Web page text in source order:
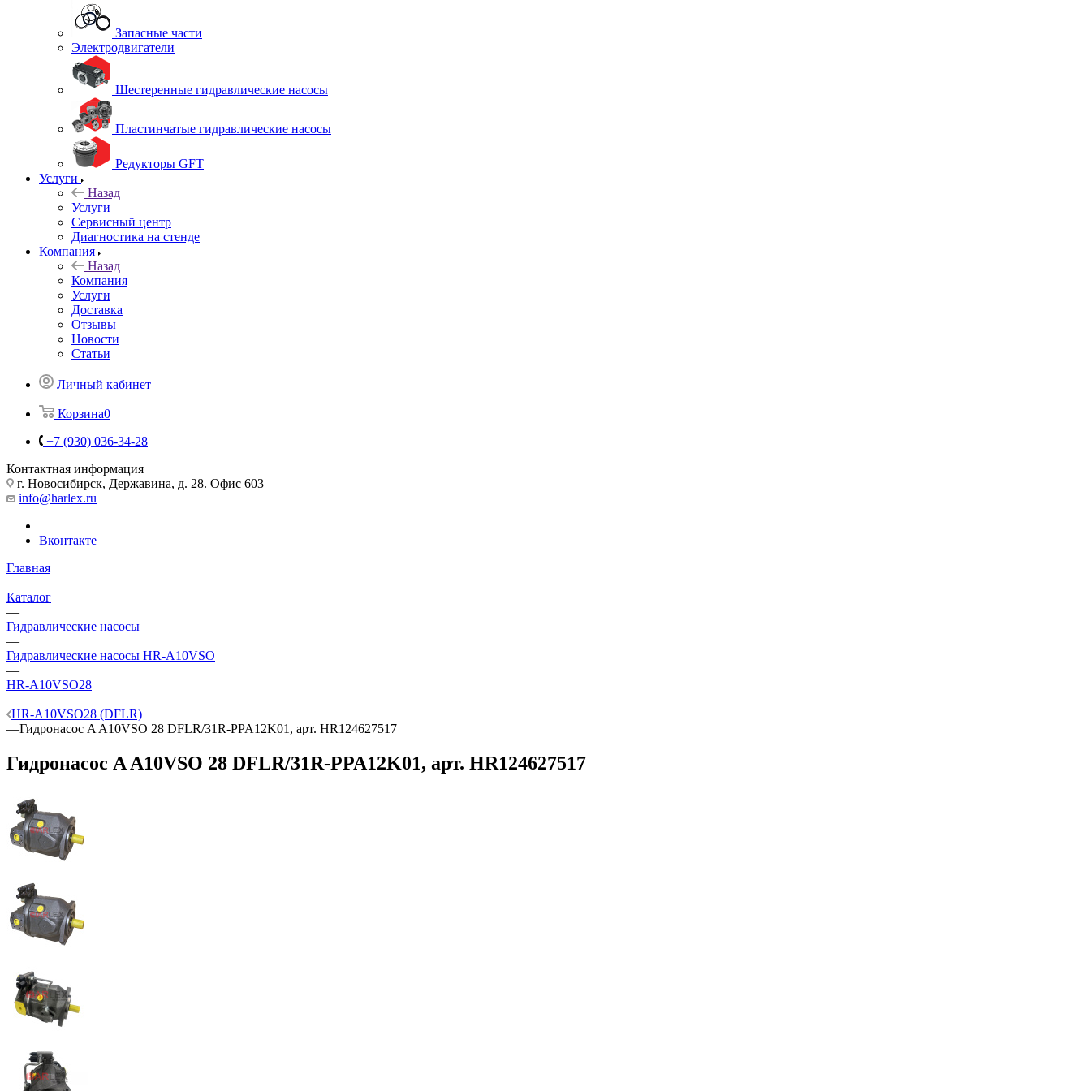
Запасные части
Электродвигатели
Шестеренные гидравлические насосы
Пластинчатые гидравлические насосы
Редукторы GFT
Услуги
Назад
Услуги
Сервисный центр
Диагностика на стенде
Компания
Назад
Компания
Услуги
Доставка
Отзывы
Новости
Статьи
Личный кабинет
Корзина0
+7 (930) 036-34-28
Контактная информация
г. Новосибирск, Державина, д. 28. Офис 603
info@harlex.ru
Вконтакте
Главная
—
Каталог
—
Гидравлические насосы
—
Гидравлические насосы HR-A10VSO
—
HR-A10VSO28
—
HR-A10VSO28 (DFLR)
—Гидронасос A A10VSO 28 DFLR/31R-PPA12K01, арт. HR124627517
Гидронасос A A10VSO 28 DFLR/31R-PPA12K01, арт. HR124627517